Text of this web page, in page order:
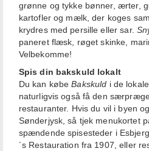
grønne og tykke bønner, ærter,
kartofler og mælk, der koges
krydres med persille eller sar.
paneret flæsk, røget skinke,
Velbekomme!
Spis din bakskuld lokalt
Du kan købeBakskuld i de
naturligvis også få den
restauranter. Hvis du vil i byen
Sønderjysk, så tjek menukortet
spændende spisesteder i
´s Restauration fra 1907, eller